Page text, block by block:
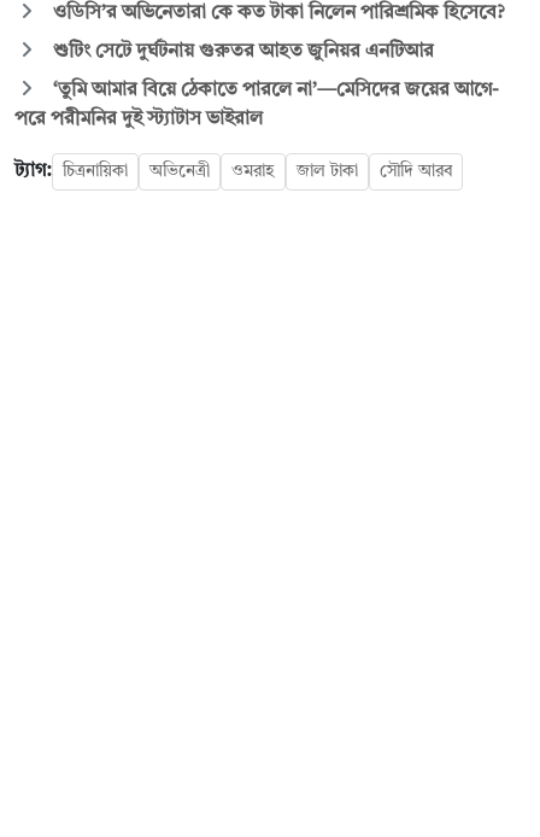
ওডিসি’র অভিনেতারা কে কত টাকা নিলেন পারিশ্রমিক হিসেবে?
শুটিং সেটে দুর্ঘটনায় গুরুতর আহত জুনিয়র এনটিআর
‘তুমি আমার বিয়ে ঠেকাতে পারলে না’—মেসিদের জয়ের আগে-
পরে পরীমনির দুই স্ট্যাটাস ভাইরাল
ট্যাগ: চিত্রনায়িকা অভিনেত্রী ওমরাহ জাল টাকা সৌদি আরব